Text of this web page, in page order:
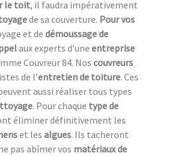
le toit, il faudra impérativement
de sa couverture. Pour vos
et de démoussage de
aux experts d’une entreprise
Couvreur 84. Nos couvreurs
de l’entretien de toiture. Ces
aussi réaliser tous types
. Pour chaque type de
éliminer définitivement les
et les algues. Ils tacheront
pas abîmer vos matériaux de